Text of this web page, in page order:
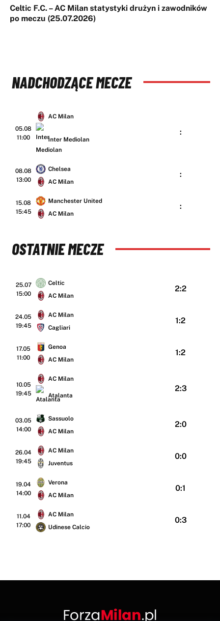
Celtic F.C. – AC Milan statystyki drużyn i zawodników
po meczu (25.07.2026)
NADCHODZĄCE MECZE
05.08
11:00
AC Milan
Inter Mediolan
:
08.08
13:00
Chelsea
AC Milan
:
15.08
15:45
Manchester United
AC Milan
:
OSTATNIE MECZE
25.07
15:00
Celtic
AC Milan
2:2
24.05
19:45
AC Milan
Cagliari
1:2
17.05
11:00
Genoa
AC Milan
1:2
10.05
19:45
AC Milan
Atalanta
2:3
03.05
14:00
Sassuolo
AC Milan
2:0
26.04
19:45
AC Milan
Juventus
0:0
19.04
14:00
Verona
AC Milan
0:1
11.04
17:00
AC Milan
Udinese Calcio
0:3